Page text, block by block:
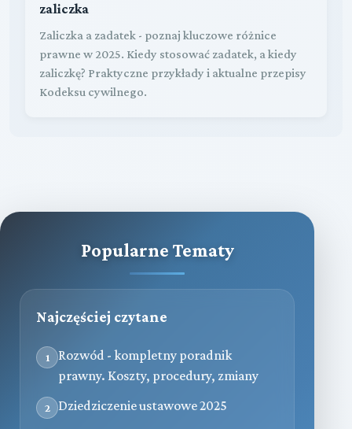
zaliczka
Zaliczka a zadatek - poznaj kluczowe różnice
prawne w 2025. Kiedy stosować zadatek, a kiedy
zaliczkę? Praktyczne przykłady i aktualne przepisy
Kodeksu cywilnego.
Popularne Tematy
Najczęściej czytane
1
Rozwód - kompletny poradnik
prawny. Koszty, procedury, zmiany
2 Dziedziczenie ustawowe 2025